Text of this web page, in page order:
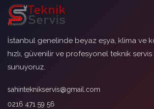
İstanbul genelinde beyaz eşya, klima ve
hızlı, güvenilir ve profesyonel teknik
sunuyoruz.
sahinteknikservis@gmail.com
0216 471 59 56